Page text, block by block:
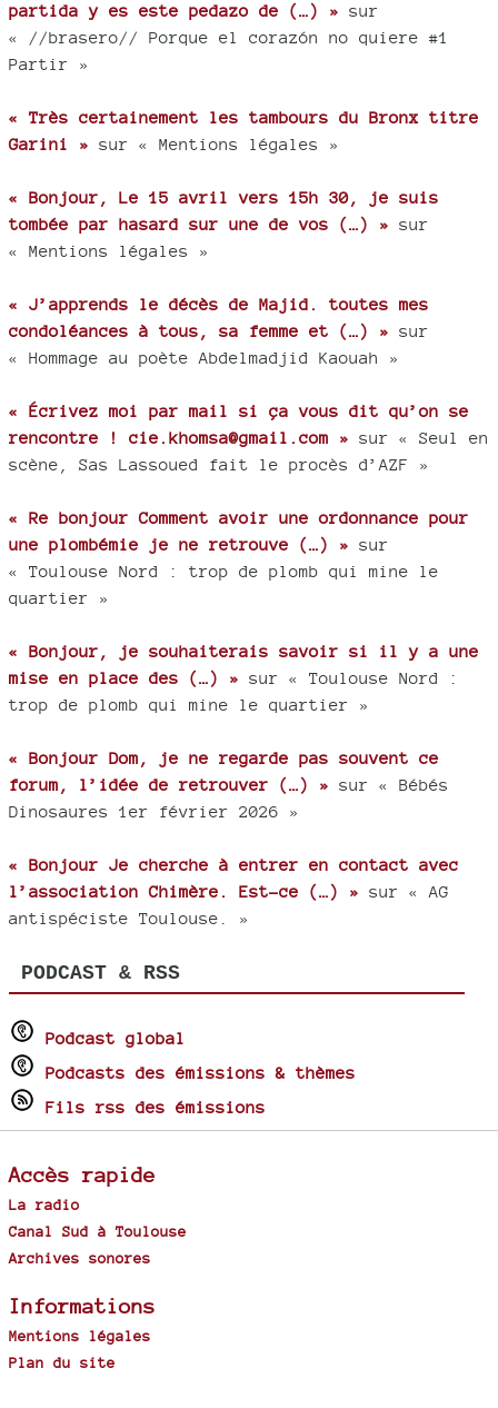
partida y es este pedazo de (…) » sur
« //brasero// Porque el corazón no quiere #1
Partir »
« Très certainement les tambours du Bronx titre
Garini » sur « Mentions légales »
« Bonjour, Le 15 avril vers 15h 30, je suis
tombée par hasard sur une de vos (…) » sur
« Mentions légales »
« J’apprends le décès de Majid. toutes mes
condoléances à tous, sa femme et (…) » sur
« Hommage au poète Abdelmadjid Kaouah »
« Écrivez moi par mail si ça vous dit qu’on se
rencontre ! cie.khomsa@gmail.com » sur « Seul en
scène, Sas Lassoued fait le procès d’AZF »
« Re bonjour Comment avoir une ordonnance pour
une plombémie je ne retrouve (…) » sur
« Toulouse Nord : trop de plomb qui mine le
quartier »
« Bonjour, je souhaiterais savoir si il y a une
mise en place des (…) » sur « Toulouse Nord :
trop de plomb qui mine le quartier »
« Bonjour Dom, je ne regarde pas souvent ce
forum, l’idée de retrouver (…) » sur « Bébés
Dinosaures 1er février 2026 »
« Bonjour Je cherche à entrer en contact avec
l’association Chimère. Est-ce (…) » sur « AG
antispéciste Toulouse. »
PODCAST & RSS
Podcast global
Podcasts des émissions & thèmes
Fils rss des émissions
Accès rapide
La radio
Canal Sud à Toulouse
Archives sonores
Informations
Mentions légales
Plan du site